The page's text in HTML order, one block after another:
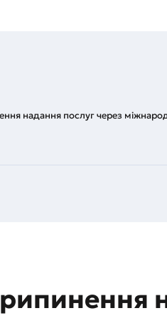
надання послуг через